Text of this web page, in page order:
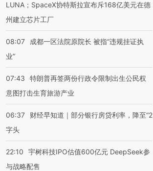
LUNA；SpaceX协特斯拉宣布斥168亿美元在德
州建立芯片工厂
08:07
成都一区法院原院长 被指“违规挂证执
业”
07:43
特朗普再签两份行政令限制出生公民权
意图打击生育旅游产业
06:37
财经早知道｜部分银行房贷利率，降至“2
字头
22:10
宇树科技IPO估值600亿元 DeepSeek参
与战略配售